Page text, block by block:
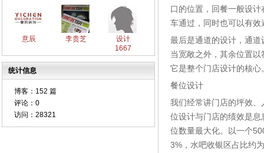
意辰 李贵芝
设计
1667
统计信息
博客： 152 篇
评论： 0
访问： 28321
口的位置，回餐一般设
车通过，同时也可以有
最后是通道的设计，通
当宽敞之外，其余位置
它是整个门店设计的核心
餐位设计
我们经常讲门店的坪效
位设计与门店的绩效是
位数量最大化。以一个
3%，水吧收银区占比约